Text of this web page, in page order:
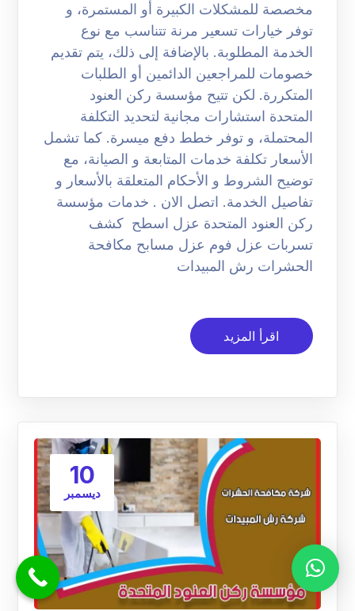
مخصصة للمشكلات الكبيرة أو المستمرة، و
توفر خيارات تسعير مرنة تتناسب مع نوع
الخدمة المطلوبة. بالإضافة إلى ذلك، يتم تقديم
خصومات للمراجعين الدائمين أو الطلبات
المتكررة. لكن تتيح مؤسسة ركن العنود
المتحدة استشارات مجانية لتحديد التكلفة
المحتملة، و توفر خطط دفع ميسرة. كما تشمل
الأسعار تكلفة خدمات المتابعة و الصيانة، مع
توضيح الشروط و الأحكام المتعلقة بالأسعار و
تفاصيل الخدمة. اتصل الان . خدمات مؤسسة
ركن العنود المتحدة عزل اسطح كشف
تسربات عزل فوم عزل مسابح مكافحة
الحشرات رش المبيدات
اقرأ المزيد
10
ديسمبر